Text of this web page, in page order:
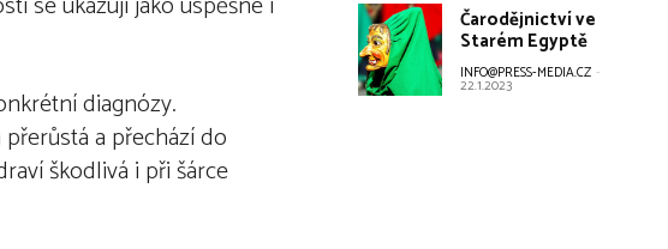
diagnózy.
a přechází do
škodlivá i při šárce
Čarodějnictví ve
Starém Egyptě
INFO@PRESS-MEDIA.CZ -
22.1.2023